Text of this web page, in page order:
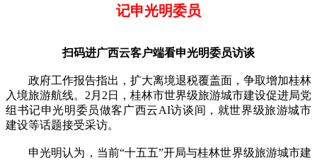
记申光明委员
扫码进广西云客户端看申光明委员访谈
政府工作报告指出，扩大离境退税覆盖面，争取增加桂林
入境旅游航线。2月2日，桂林市世界级旅游城市建设促进局党
组书记申光明委员做客广西云AI访谈间，就世界级旅游城市
建设等话题接受采访。
申光明认为，当前“十五五”开局与桂林世界级旅游城市建